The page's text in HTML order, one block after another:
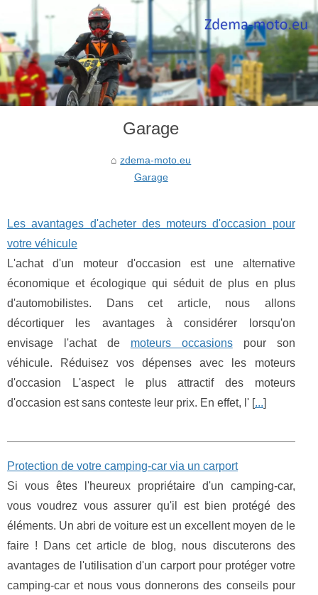
Garage
zdema-moto.eu
Garage
Les avantages d'acheter des moteurs d'occasion pour
votre véhicule
L'achat d'un moteur d'occasion est une alternative
économique et écologique qui séduit de plus en plus
d'automobilistes. Dans cet article, nous allons
décortiquer les avantages à considérer lorsqu'on
envisage l'achat de moteurs occasionspour son
véhicule. Réduisez vos dépenses avec les moteurs
d'occasion L'aspect le plus attractif des moteurs
d'occasion est sans conteste leur prix. En effet, l' [...]
Protection de votre camping-car via un carport
Si vous êtes l'heureux propriétaire d'un camping-car,
vous voudrez vous assurer qu'il est bien protégé des
éléments. Un abri de voiture est un excellent moyen de le
faire ! Dans cet article de blog, nous discuterons des
avantages de l'utilisation d'un carport pour protéger votre
camping-car et nous vous donnerons des conseils pour